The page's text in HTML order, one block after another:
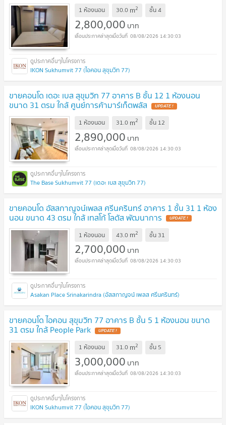
1 ห้องนอน 30.0 m2 ชั้น4
2,800,000 บาท
08/08/2026 14:30:03
IKON Sukhumvit 77 (ไอคอน สุขุมวิท 77)
ขายคอนโด เดอะ เบส สุขุมวิท 77 อาคาร B ชั้น 12 1 ห้องนอน
ขนาด 31 ตรม ใกล้ ศูนย์การค้ามาร์เก็ตพลัส UPDATE !
1 ห้องนอน 31.0 m2 ชั้น 12
2,890,000 บาท
08/08/2026 14:30:03
The Base Sukhumvit 77 (เดอะ เบส สุขุมวิท 77)
ขายคอนโด อัสสกาญจน์เพลส ศรีนครินทร์ อาคาร 1 ชั้น 31 1 ห้อง
นอน ขนาด 43 ตรม ใกล้ เทสโก้ โลตัส พัฒนาการ UPDATE !
1 ห้องนอน 43.0 m2 ชั้น 31
2,700,000 บาท
08/08/2026 14:30:03
Asakan Place Srinakarindra (อัสสกาญจน์ เพลส ศรีนครินทร์)
ขายคอนโด ไอคอน สุขุมวิท 77 อาคาร B ชั้น 5 1 ห้องนอน ขนาด
31 ตรม ใกล้ People Park UPDATE !
1 ห้องนอน 31.0 m2 ชั้น 5
3,000,000 บาท
08/08/2026 14:30:03
IKON Sukhumvit 77 (ไอคอน สุขุมวิท 77)